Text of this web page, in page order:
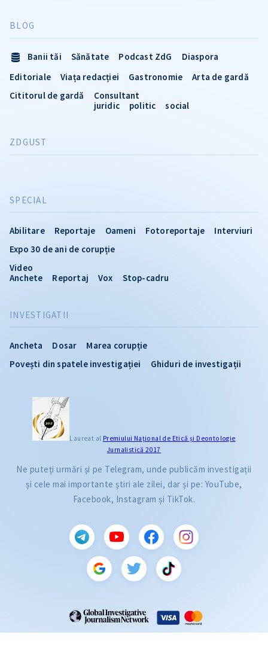
INVESTIGATII
Ancheta Dosar
Marea corupție
Povești din spatele investigației
Ghiduri de investigații
SPECIAL
Abilitare Reportaje Oameni Fotoreportaje
Interviuri
Expo 30 de ani de corupție
Video
Anchete
Reportaj Vox Stop-cadru
BLOG
Banii tăi Sănătate Podcast ZdG
Diaspora
Editoriale
Viața redacției Gastronomie
Arta de gardă
Cititorul de gardă
Consultant
juridic
politic social
ZDGUST
Laureat al Premiului Naţional de Etică și Deontologie
Jurnalistică 2017
Ne puteți urmări și pe Telegram, unde publicăm investigații
și cele mai importante știri ale zilei, dar și pe: YouTube,
Facebook, Instagram și TikTok.